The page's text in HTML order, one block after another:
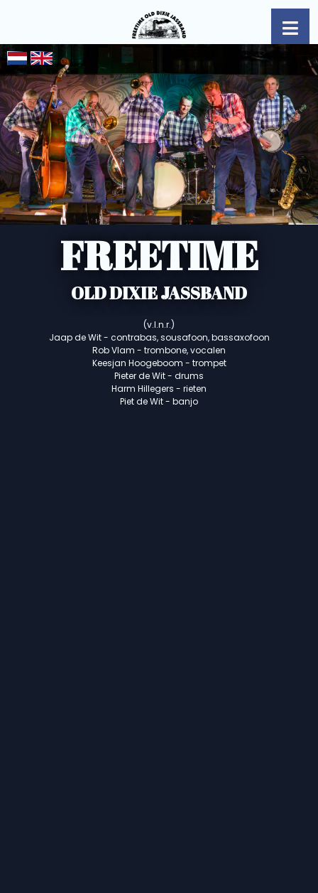
FREETIME
OLD DIXIE JASSBAND
(v.l.n.r.)
Jaap de Wit - contrabas, sousafoon, bassaxofoon
Rob Vlam - trombone, vocalen
Keesjan Hoogeboom - trompet
Pieter de Wit - drums
Harm Hillegers - rieten
Piet de Wit - banjo